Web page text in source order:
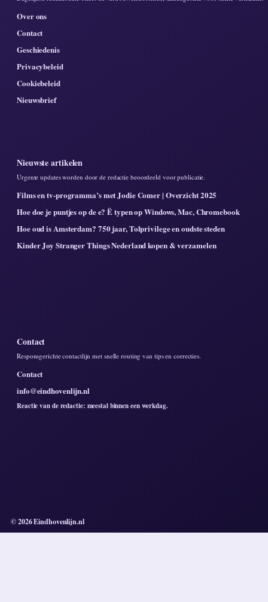
Over ons
Contact
Geschiedenis
Privacybeleid
Cookiebeleid
Nieuwsbrief
Nieuwste artikelen
Urgente updates worden door de redactie beoordeeld voor publicatie.
Films en tv-programma’s met Jodie Comer | Overzicht 2025
Hoe doe je puntjes op de e? Ë typen op Windows, Mac, Chromebook
Hoe oud is Amsterdam? 750 jaar, Tolprivilege en oudste steden
Kinder Joy Stranger Things Nederland kopen & verzamelen
Contact
Responsgerichte contactlijn met snelle routing van tips en correcties.
Contact
info@eindhovenlijn.nl
Reactie van de redactie: meestal binnen een werkdag.
© 2026 Eindhovenlijn.nl